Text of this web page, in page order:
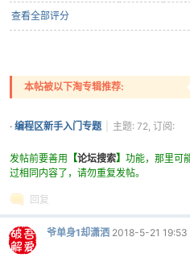
查看全部评分
本帖被以下淘专辑推荐:
· 编程区新手入门专题
主题: 72, 订阅:
发帖前要善用
【论坛搜索】 功能，那里可
过相同内容了，请勿重复发帖。
回复
爷单身1却潇洒 2018-5-21 19:53